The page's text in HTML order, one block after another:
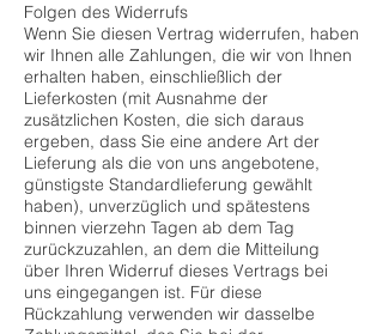
Folgen des Widerrufs
Wenn Sie diesen Vertrag widerrufen, haben
wir Ihnen alle Zahlungen, die wir von Ihnen
erhalten haben, einschließlich der
Lieferkosten (mit Ausnahme der
zusätzlichen Kosten, die sich daraus
ergeben, dass Sie eine andere Art der
Lieferung als die von uns angebotene,
günstigste Standardlieferung gewählt
haben), unverzüglich und spätestens
binnen vierzehn Tagen ab dem Tag
zurückzuzahlen, an dem die Mitteilung
über Ihren Widerruf dieses Vertrags bei
uns eingegangen ist. Für diese
Rückzahlung verwenden wir dasselbe